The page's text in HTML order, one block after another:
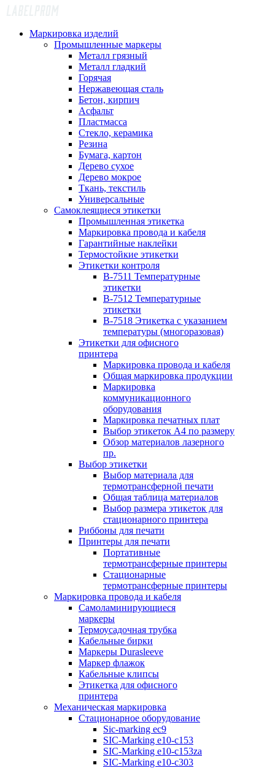
Маркировка изделий
Промышленные маркеры
Металл грязный
Металл гладкий
Горячая
Нержавеющая сталь
Бетон, кирпич
Асфальт
Пластмасса
Стекло, керамика
Резина
Бумага, картон
Дерево сухое
Дерево мокрое
Ткань, текстиль
Универсальные
Самоклеящиеся этикетки
Промышленная этикетка
Маркировка провода и кабеля
Гарантийные наклейки
Термостойкие этикетки
Этикетки контроля
B-7511 Температурные
этикетки
B-7512 Температурные
этикетки
B-7518 Этикетка с указанием
температуры (многоразовая)
Этикетки для офисного
принтера
Маркировка провода и кабеля
Общая маркировка продукции
Маркировка
коммуникационного
оборудования
Маркировка печатных плат
Выбор этикеток А4 по размеру
Обзор материалов лазерного
пр.
Выбор этикетки
Выбор материала для
термотрансферной печати
Общая таблица материалов
Выбор размера этикеток для
стационарного принтера
Риббоны для печати
Принтеры для печати
Портативные
термотрансферные принтеры
Стационарные
термотрансферные принтеры
Маркировка провода и кабеля
Самоламинирующиеся
маркеры
Термоусадочная трубка
Кабельные бирки
Маркеры Durasleeve
Маркер флажок
Кабельные клипсы
Этикетка для офисного
принтера
Механическая маркировка
Стационарное оборудование
Sic-marking ec9
SIC-Marking e10-c153
SIC-Marking e10-c153za
SIC-Marking e10-c303